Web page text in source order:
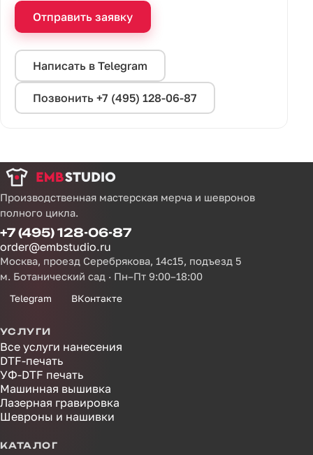
Отправить заявку
Написать в Telegram
Позвонить +7 (495) 128-06-87
Производственная мастерская мерча и шевронов
полного цикла.
+7 (495) 128-06-87
order@embstudio.ru
Москва, проезд Серебрякова, 14с15, подъезд 5
м. Ботанический сад · Пн–Пт 9:00–18:00
Telegram ВКонтакте
УСЛУГИ
Все услуги нанесения
DTF-печать
УФ-DTF печать
Машинная вышивка
Лазерная гравировка
Шевроны и нашивки
КАТАЛОГ